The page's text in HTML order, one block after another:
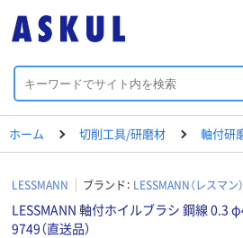
ホーム 切削工具/研磨材 軸付研
LESSMANN ブランド： LESSMANN（レスマン）
LESSMANN 軸付ホイルブラシ 鋼線 0.3
9749（直送品）